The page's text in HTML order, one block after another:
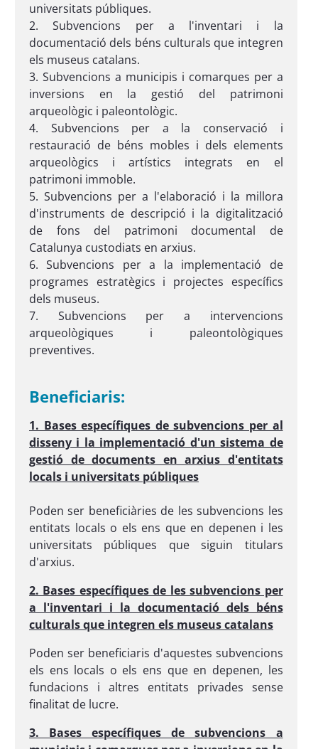
universitats públiques.
2. Subvencions per a l'inventari i la
documentació dels béns culturals que integren
els museus catalans.
3. Subvencions a municipis i comarques per a
inversions en la gestió del patrimoni
arqueològic i paleontològic.
4. Subvencions per a la conservació i
restauració de béns mobles i dels elements
arqueològics i artístics integrats en el
patrimoni immoble.
5. Subvencions per a l'elaboració i la millora
d'instruments de descripció i la digitalització
de fons del patrimoni documental de
Catalunya custodiats en arxius.
6. Subvencions per a la implementació de
programes estratègics i projectes específics
dels museus.
7. Subvencions per a intervencions
arqueològiques i paleontològiques
preventives.
Beneficiaris:
1. Bases específiques de subvencions per al
disseny i la implementació d'un sistema de
gestió de documents en arxius d'entitats
locals i universitats públiques
Poden ser beneficiàries de les subvencions les
entitats locals o els ens que en depenen i les
universitats públiques que siguin titulars
d'arxius.
2. Bases específiques de les subvencions per
a l'inventari i la documentació dels béns
culturals que integren els museus catalans
Poden ser beneficiaris d'aquestes subvencions
els ens locals o els ens que en depenen, les
fundacions i altres entitats privades sense
finalitat de lucre.
3. Bases específiques de subvencions a